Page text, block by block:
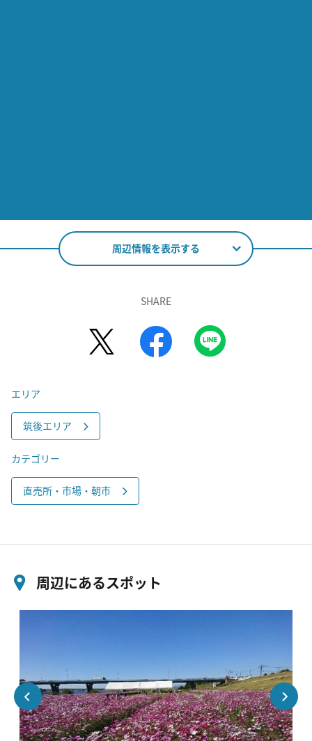
周辺情報を表示する
SHARE
エリア
筑後エリア
カテゴリー
直売所・市場・朝市
周辺にあるスポット